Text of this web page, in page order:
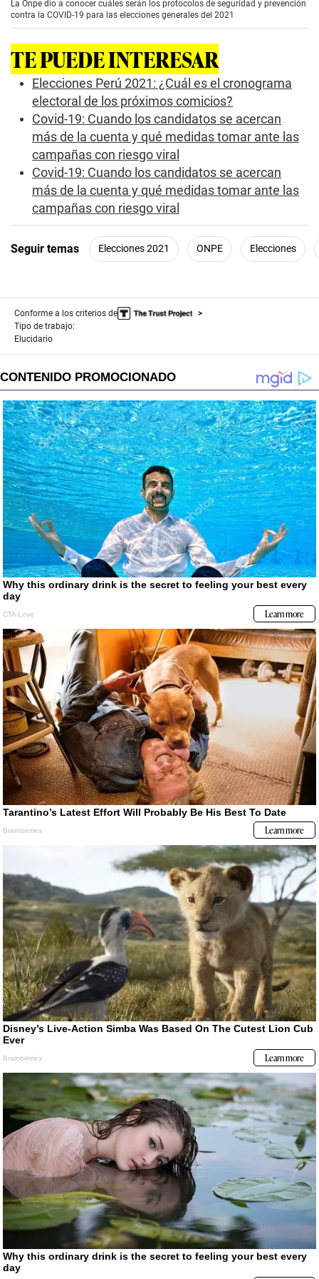
c
d
s
o
e
o
La Onpe dio a conocer cuáles serán los protocolos de seguridad y prevención
contra la COVID-19 para las elecciones generales del 2021
TE PUEDE INTERESAR
Elecciones Perú 2021: ¿Cuál es el cronograma
electoral de los próximos comicios?
Covid-19: Cuando los candidatos se acercan
más de la cuenta y qué medidas tomar ante las
campañas con riesgo viral
Covid-19: Cuando los candidatos se acercan
más de la cuenta y qué medidas tomar ante las
campañas con riesgo viral
Seguir temas Elecciones 2021 ONPE Elecciones
Conforme a los criterios de
Tipo de trabajo:
Elucidario